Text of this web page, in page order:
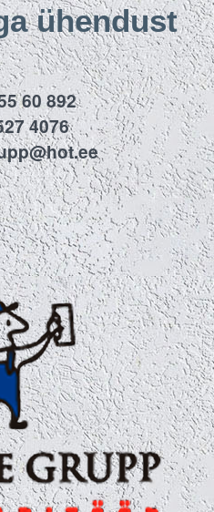
ühendust
60 892
4076